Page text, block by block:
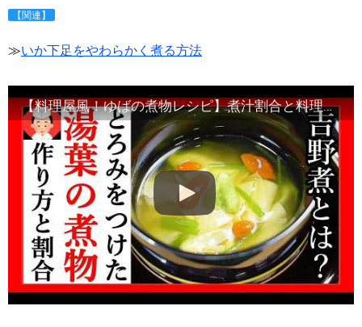
【関連】
≫いか下足をやわらかく煮る方法
【料理屋風！ゆばの煮物レシピ】煮汁割合と料理の雑学、豆知識・Japanese food